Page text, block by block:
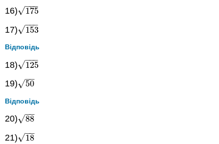
16) 175
−−
−
√
175
17)
153
−−
−
√
153
Відповідь
18) 125
−−
−
√
125
19)
50
−−
√
50
Відповідь
20) 88
−−
√
88
21)
18
−−
√
18